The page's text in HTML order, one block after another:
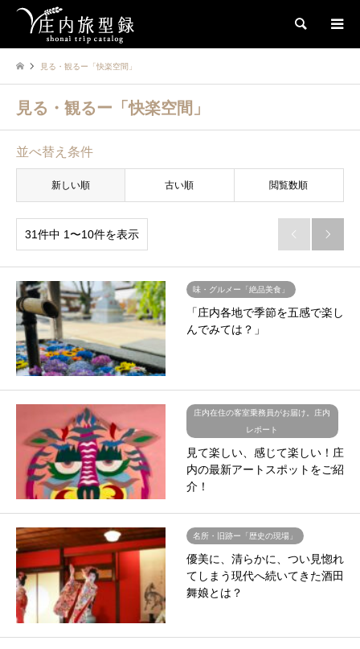
検索
見る・観るー「快楽空間」
見る・観るー「快楽空間」
並べ替え条件
新しい順 古い順 閲覧数順
31件中 1〜10件を表示  
味・グルメー「絶品美食」
「庄内各地で季節を五感で楽し
んでみては？」
庄内在住の客室乗務員がお届け。庄内
レポート
見て楽しい、感じて楽しい！庄
内の最新アートスポットをご紹
介！
名所・旧跡ー「歴史の現場」
優美に、清らかに、つい見惚れ
てしまう現代へ続いてきた酒田
舞娘とは？